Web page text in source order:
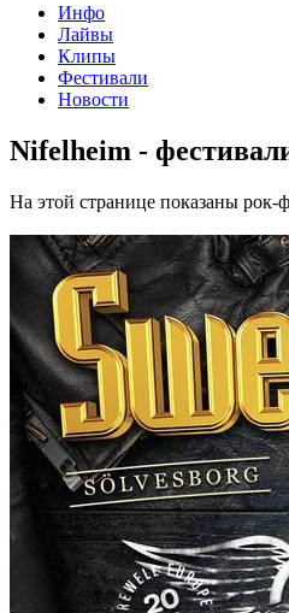
Инфо
Лайвы
Клипы
Фестивали
Новости
Nifelheim -
На этой странице показаны